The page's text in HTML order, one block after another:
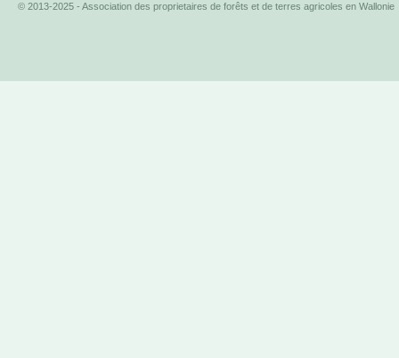
© 2013-2025 - Association des proprietaires de forêts et de terres agricoles en Wallonie